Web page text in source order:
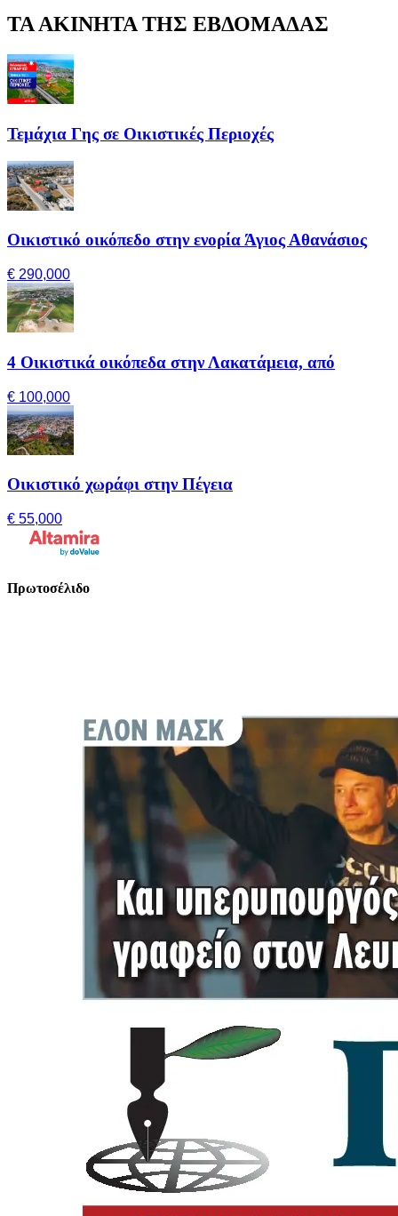
ΤΑ ΑΚΙΝΗΤΑ ΤΗΣ ΕΒΔΟΜΑΔΑΣ
Τεμάχια Γης σε Οικιστικές Περιοχές
Οικιστικό οικόπεδο στην ενορία Άγιος Αθανάσιος
€ 290,000
4 Οικιστικά οικόπεδα στην Λακατάμεια, από
€ 100,000
Οικιστικό χωράφι στην Πέγεια
€ 55,000
Πρωτοσέλιδο